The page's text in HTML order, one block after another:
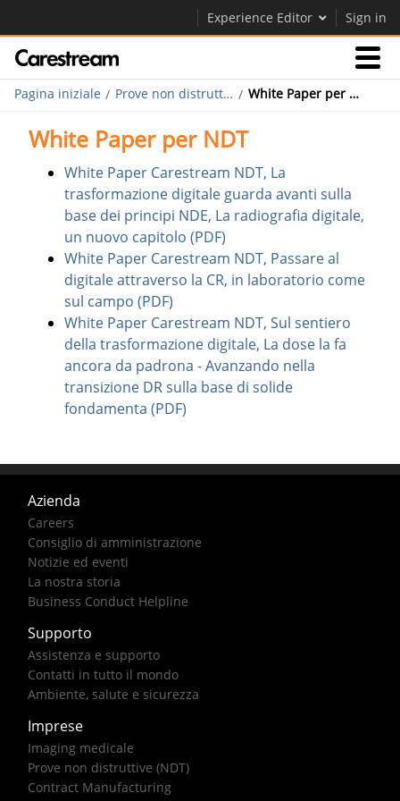
Experience Editor Sign in
Prodotti
Azienda
Careers
Contatti
Pagina iniziale Prove non distruttive White Paper per NDT
White Paper per NDT
White Paper Carestream NDT, La
trasformazione digitale guarda avanti sulla
base dei principi NDE, La radiografia digitale,
un nuovo capitolo (PDF)
White Paper Carestream NDT, Passare al
digitale attraverso la CR, in laboratorio come
sul campo (PDF)
White Paper Carestream NDT, Sul sentiero
della trasformazione digitale, La dose la fa
ancora da padrona - Avanzando nella
transizione DR sulla base di solide
fondamenta (PDF)
Azienda
Careers
Consiglio di amministrazione
Notizie ed eventi
La nostra storia
Business Conduct Helpline
Supporto
Assistenza e supporto
Contatti in tutto il mondo
Ambiente, salute e sicurezza
Imprese
Imaging medicale
Prove non distruttive (NDT)
Contract Manufacturing